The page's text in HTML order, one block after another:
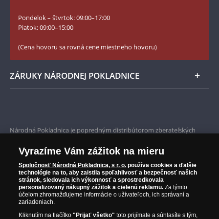
Numizmatické novinky
YouTube Národnej Pokladnice
Pondelok – štvrtok: 09:00–17:00
Piatok: 09:00–15:00
(Cena hovoru sa rovná cene miestneho hovoru)
ZÁRUKY NÁRODNEJ POKLADNICE
Iba originálne produkty
Národná Pokladnica je popredným distribútorom zberateľských
od roku 2010.
Národná Pokladnica je oficiálnym distribútorom numizmatických
emisií z viac ako 50 krajín, vrátane známych mincovní a emitentov
ako je Britská kráľovská mincovňa, Kráľovská kanadská mincovňa,
Parížska mincovňa, Nórska mincovňa, Fínska mincovňa alebo
Austrálska mincovňa Perth. Spoločnosť svojim zákazníkom a
zberateľom garantuje, že všetky produkty sú v originálnej a v
Vyrazíme Vám zážitok na mieru
Spoločnosť Národná Pokladnica, s r. o. používa cookies a ďalšie
technológie na to, aby zaistila spoľahlivosť a bezpečnosť našich
stránok, sledovala ich výkonnosť a sprostredkovala
personalizovaný nákupný zážitok a cielenú reklamu. Za týmto
účelom zhromažďujeme informácie o užívateľoch, ich správaní a
zariadeniach.
Kliknutím na tlačítko"Prijať všetko" toto prijímate a súhlasíte s tým,